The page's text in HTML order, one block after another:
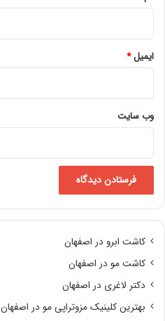
ایمیل*
وب‌ سایت
کاشت ابرو در اصفهان
کاشت مو در اصفهان
دکتر لاغری در اصفهان
بهترین کلینیک مزوتراپی مو در اصفهان